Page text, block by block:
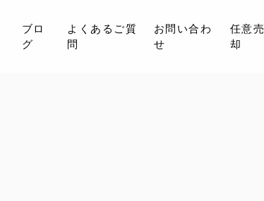
ブロ
グ
よくあるご質
問
お問い合わ
せ
任意売
却